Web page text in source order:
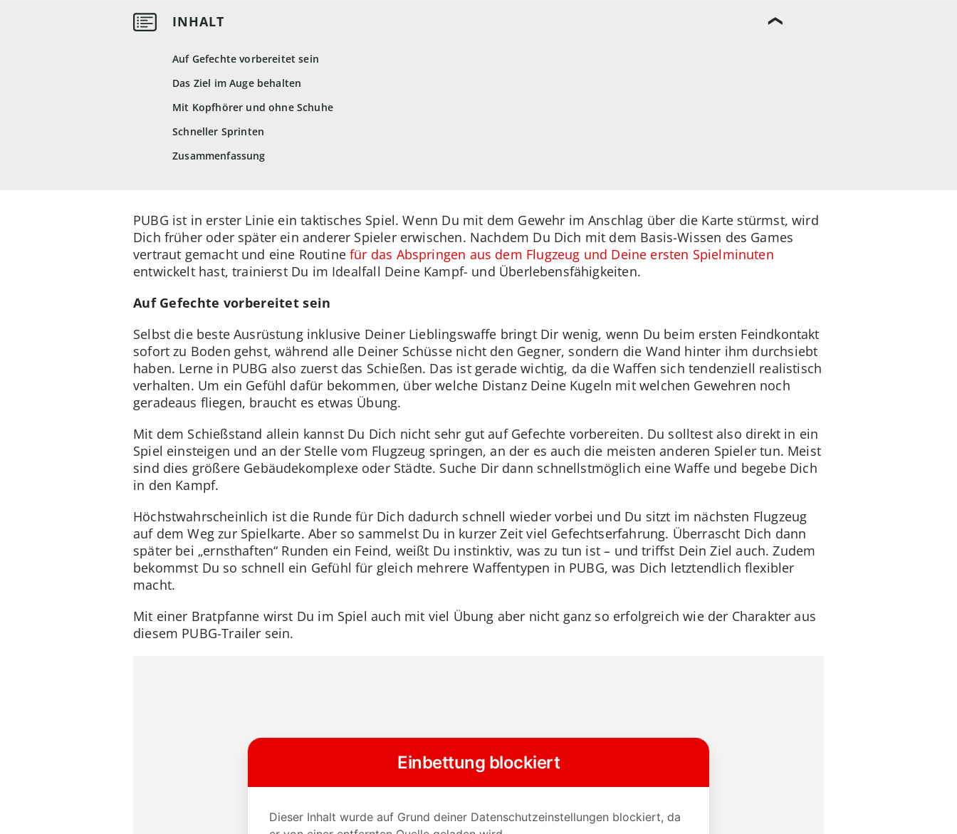
Auf Gefechte vorbereitet sein
Das Ziel im Auge behalten
Mit Kopfhörer und ohne Schuhe
Schneller Sprinten
Zusammenfassung
PUBG ist in erster Linie ein taktisches Spiel. Wenn Du mit dem Gewehr im Anschlag über die Karte stürmst, wird
Dich früher oder später ein anderer Spieler erwischen. Nachdem Du Dich mit dem Basis-Wissen des Games
vertraut gemacht und eine Routinefür das Abspringen aus dem Flugzeug und Deine ersten Spielminuten
entwickelt hast, trainierst Du im Idealfall Deine Kampf- und Überlebensfähigkeiten.
Auf Gefechte vorbereitet sein
Selbst die beste Ausrüstung inklusive Deiner Lieblingswaffe bringt Dir wenig, wenn Du beim ersten Feindkontakt
sofort zu Boden gehst, während alle Deiner Schüsse nicht den Gegner, sondern die Wand hinter ihm durchsiebt
haben. Lerne in PUBG also zuerst das Schießen. Das ist gerade wichtig, da die Waffen sich tendenziell realistisch
verhalten. Um ein Gefühl dafür bekommen, über welche Distanz Deine Kugeln mit welchen Gewehren noch
geradeaus fliegen, braucht es etwas Übung.
Mit dem Schießstand allein kannst Du Dich nicht sehr gut auf Gefechte vorbereiten. Du solltest also direkt in ein
Spiel einsteigen und an der Stelle vom Flugzeug springen, an der es auch die meisten anderen Spieler tun. Meist
sind dies größere Gebäudekomplexe oder Städte. Suche Dir dann schnellstmöglich eine Waffe und begebe Dich
in den Kampf.
Höchstwahrscheinlich ist die Runde für Dich dadurch schnell wieder vorbei und Du sitzt im nächsten Flugzeug
auf dem Weg zur Spielkarte. Aber so sammelst Du in kurzer Zeit viel Gefechtserfahrung. Überrascht Dich dann
später bei „ernsthaften“ Runden ein Feind, weißt Du instinktiv, was zu tun ist – und triffst Dein Ziel auch. Zudem
bekommst Du so schnell ein Gefühl für gleich mehrere Waffentypen in PUBG, was Dich letztendlich flexibler
macht.
Mit einer Bratpfanne wirst Du im Spiel auch mit viel Übung aber nicht ganz so erfolgreich wie der Charakter aus
diesem PUBG-Trailer sein.